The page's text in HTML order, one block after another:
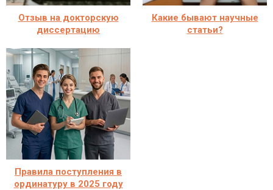
Отзыв на докторскую
диссертацию
Какие бывают научные
статьи?
Правила поступления в
ординатуру в 2025 году